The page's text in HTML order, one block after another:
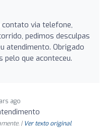
via telefone,
pedimos desculpas
atendimento. Obrigado
pelo que aconteceu.
ago
| Ver texto original